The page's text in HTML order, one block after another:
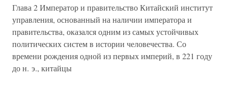
Глава 2 Император и правительство Китайский институт
управления, основанный на наличии императора и
правительства, оказался одним из самых устойчивых
политических систем в истории человечества. Со
времени рождения одной из первых империй, в 221 году
до н. э., китайцы